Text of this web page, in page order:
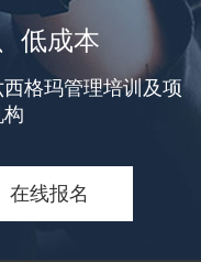
低成本
格玛管理培训及项
在线报名